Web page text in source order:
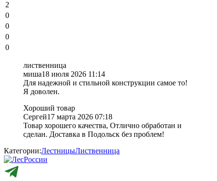
2
0
0
0
0
лиственница
миша18 июля 2026 11:14
Для надежной и стильной конструкции самое то!
Я доволен.
Хороший товар
Сергей17 марта 2026 07:18
Товар хорошего качества, Отлично обработан и
сделан. Доставка в Подольск без проблем!
Категории:ЛестницыЛиственница